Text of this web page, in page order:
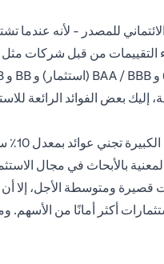
للمصدر - لأنه عندما
التقييمات من قبل شركات مثل
بعض الفوائد الرائعة
منذ
المعنية بالأبحاث في مجال
قصيرة ومتوسطة الأجل،
أكثر أمانًا من الأسهم.